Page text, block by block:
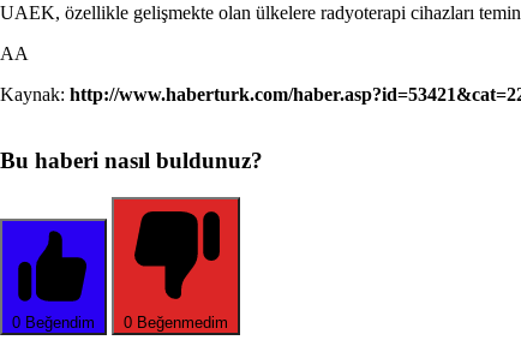
UAEK, özellikle gelişmekte olan ülkelere radyoterapi cihazları
AA
Kaynak: http://www.haberturk.com/
Bu haberi nasıl buldunuz?
0 Beğendim 0 Beğenmedim